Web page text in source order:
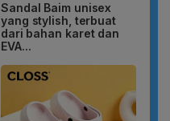
Sandal Baim unisex
yang stylish, terbuat
dari bahan karet dan
EVA...